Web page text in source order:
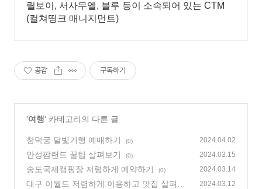
릴보이, 서사무엘, 블루 등이 소속되어 있는 CTM
(컬쳐띵크 매니지먼트)
공감 구독하기
'여행' 카테고리의 다른 글
창덕궁 달빛기행 예매하기 (0) 2024.04.02
안성팜랜드 꿀팁 살펴보기 (0) 2024.03.15
송도국제캠핑장 저렴하게 예약하기 (0) 2024.03.14
대구 이월드 저렴하게 이용하고 맛집 살펴보
2024.03.12